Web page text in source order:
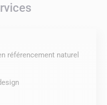
référencement naturel